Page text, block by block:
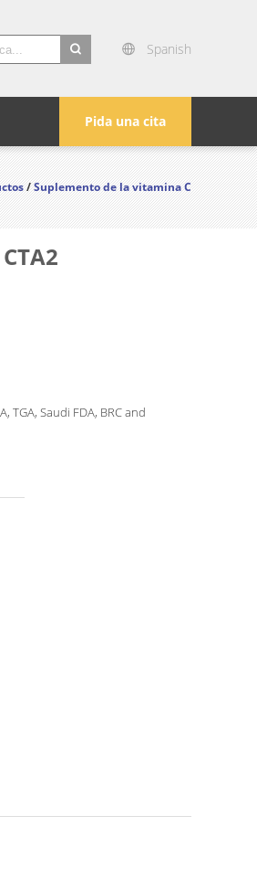
Spanish
Pida una cita
/Suplemento de la vitamina C
TGA, Saudi FDA, BRC and